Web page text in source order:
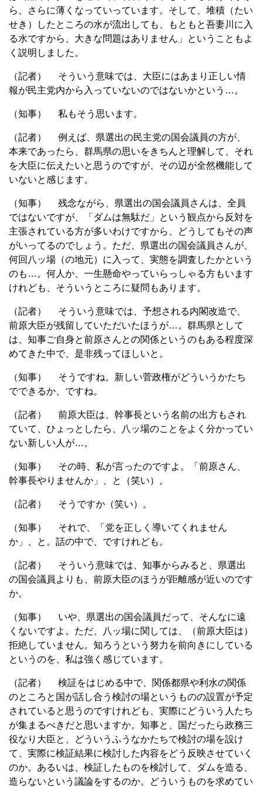
ら、さらに薄くなっていっています。そして、堆積（たい
せき）したところの水が流出しても、もともと吾妻川に入
る水ですから、大きな問題はありません」ということもよ
く説明しました。
（記者） そういう意味では、大臣にはあまり正しい情
報が民主党内から入っていないのではないかという…。
（知事） 私もそう思います。
（記者） 例えば、県選出の民主党の国会議員の方が、
本来であったら、群馬県の思いをきちんと理解して、それ
を大臣に伝えたいと思うのですが、その辺が全然機能して
いないと感じます。
（知事） 残念ながら、県選出の国会議員さんは、全員
ではないですが、「ダムは無駄だ」という観点から反対を
主張されている方が多いわけですから、どうしてもその声
がいってるのでしょう。ただ、県選出の国会議員さんが、
何回八ッ場（の地元）に入って、実態を調査したかという
のも…。何人か、一生懸命やっていらっしゃる方もいます
けれども、そういうところに疑問もあります。
（記者） そういう意味では、予想される内閣改造で、
前原大臣が残留していただいたほうが…。群馬県として
は、知事ご自身と前原さんとの関係というのもある程度深
めてきた中で、是非残ってほしいと。
（知事） そうですね。新しい菅政権がどういうかたち
でできるか、ですね。
（記者） 前原大臣は、幹事長という名前の出方もされ
ていて、ひょっとしたら、八ッ場のことをよく分かってい
ない新しい人が…。
（知事） その時、私が言ったのですよ。「前原さん、
幹事長やりませんか」、と（笑い）。
（記者） そうですか（笑い）。
（知事） それで、「党を正しく導いてくれません
か」、と。話の中で、ですけれども。
（記者） そういう意味では、知事からみると、県選出
の国会議員よりも、前原大臣のほうが距離感が近いのです
か。
（知事） いや、県選出の国会議員だって、そんなに遠
くないですよ。ただ、八ッ場に関しては、（前原大臣は）
拒絶していません。知ろうという努力を前向きにしている
というのを、私は強く感じています。
（記者） 検証をはじめる中で、関係都県や利水の関係
のところと国が話し合う検討の場というものの設置が予定
されていると思うのですけれども、実際にどういう人たち
が集まるべきだと思いますか。知事と、国だったら政務三
役なり大臣と、どういうふうなかたちで検討の場を設け
て、実際に検証結果に検討した内容をどう反映させていく
のか。あるいは、検証したものを検討して、ダムを造る、
造らないという議論をするのか。どういうものを求めてい